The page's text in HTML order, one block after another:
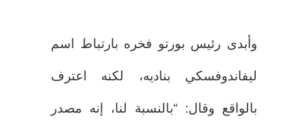
وأبدى رئيس بورتو فخره بارتباط اسم
ليفاندوفسكي بناديه، لكنه اعترف
بالواقع وقال: “بالنسبة لنا، إنه مصدر